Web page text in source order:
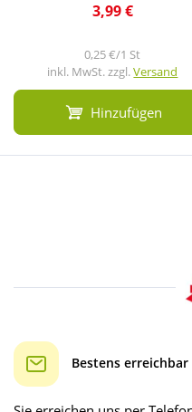
3,99 €
0,25 €/1 St
inkl. MwSt. zzgl.Versand
Hinzufügen
Bestens erreichbar